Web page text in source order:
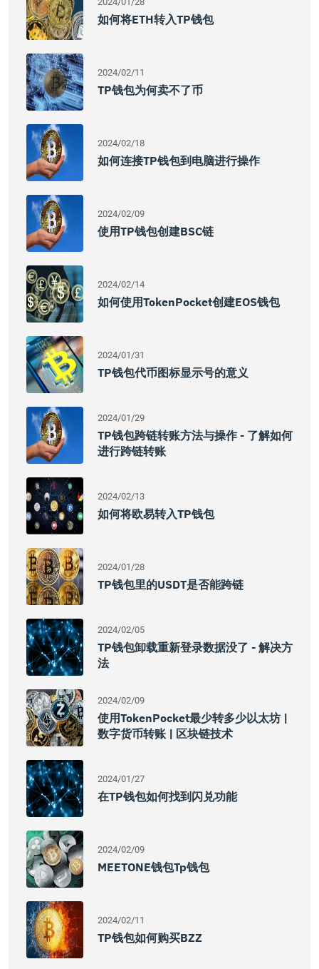
如何将ETH转入TP钱包
2024/02/11
TP钱包为何卖不了币
2024/02/18
如何连接TP钱包到电脑进行操作
2024/02/09
使用TP钱包创建BSC链
2024/02/14
如何使用TokenPocket创建EOS钱包
2024/01/31
TP钱包代币图标显示号的意义
2024/01/29
TP钱包跨链转账方法与操作 - 了解如何
进行跨链转账
2024/02/13
如何将欧易转入TP钱包
2024/01/28
TP钱包里的USDT是否能跨链
2024/02/05
TP钱包卸载重新登录数据没了 - 解决方
法
2024/02/09
使用TokenPocket最少转多少以太坊 |
数字货币转账 | 区块链技术
2024/01/27
在TP钱包如何找到闪兑功能
2024/02/09
MEETONE钱包tp钱包
2024/02/11
TP钱包如何购买BZZ